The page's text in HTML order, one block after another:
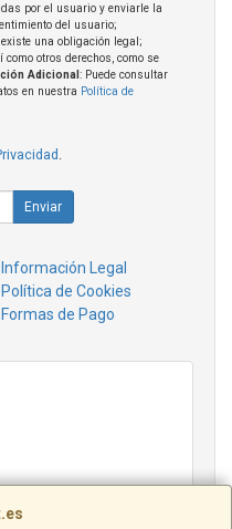
por el usuario y enviarle la
del usuario;
una obligación legal;
otros derechos, como se
Adicional : Puede consultar
en nuestra Política de
Enviar
Información Legal
Política de Cookies
Formas de Pago